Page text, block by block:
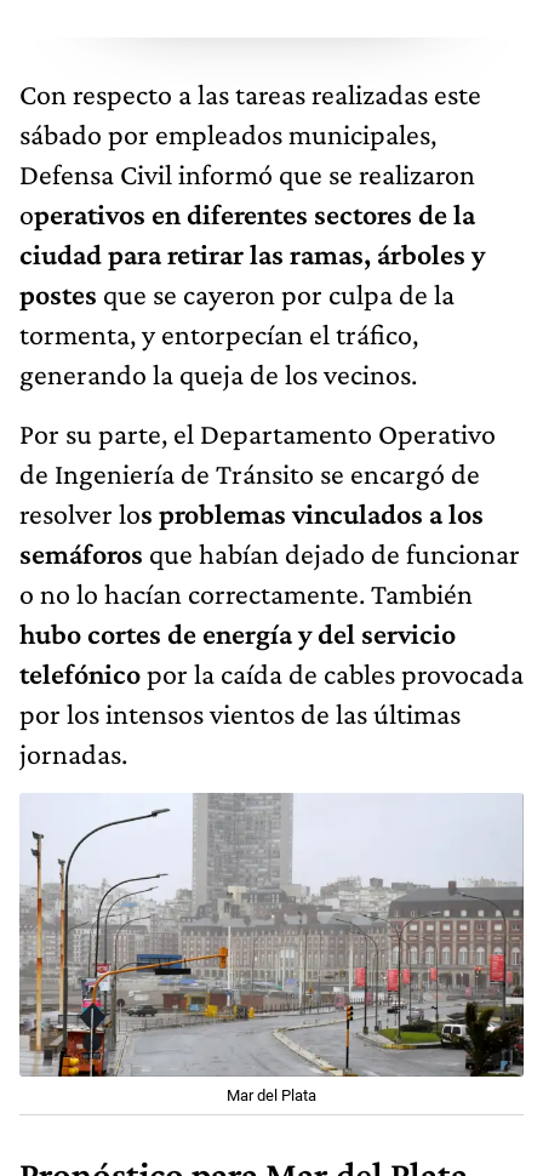
Con respecto a las tareas realizadas este
sábado por empleados municipales,
Defensa Civil informó que se realizaron
operativos en diferentes sectores de la
ciudad para retirar las ramas, árboles y
postes que se cayeron por culpa de la
tormenta, y entorpecían el tráfico,
generando la queja de los vecinos.
Por su parte, el Departamento Operativo
de Ingeniería de Tránsito se encargó de
resolver los problemas vinculados a los
semáforos que habían dejado de funcionar
o no lo hacían correctamente. También
hubo cortes de energía y del servicio
telefónicopor la caída de cables provocada
por los intensos vientos de las últimas
jornadas.
Mar del Plata